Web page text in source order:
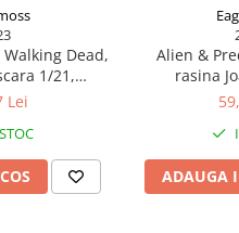
Dead,
1/21,
Lei
Alien &
rasina
ADAUGA